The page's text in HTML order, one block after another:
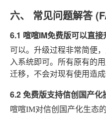
六、 常见问题解答
6.1 喧喧IM免费版可以直接
可以。升级过程非常简便
入系统即可。所有原有的
迁移，不会对现有使用造成
6.2 免费版支持信创国产化
喧喧IM对信创国产化生态